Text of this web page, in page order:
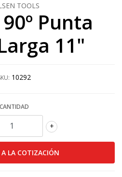
TOOLS
Punta
11"
10292
CANTIDAD
+